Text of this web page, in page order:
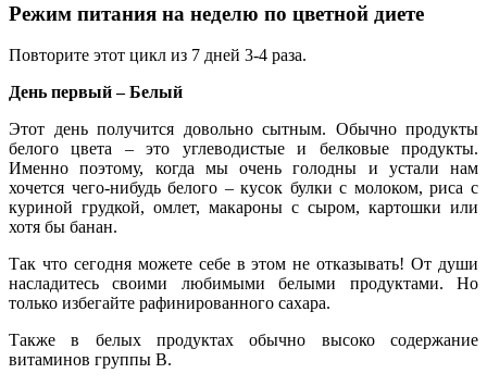
Режим питания на неделю по цветной диете
Повторите этот цикл из 7 дней 3-4 раза.
День первый – Белый
Этот день получится довольно сытным. Обычно продукты
белого цвета – это углеводистые и белковые продукты.
Именно поэтому, когда мы очень голодны и устали нам
хочется чего-нибудь белого – кусок булки с молоком, риса с
куриной грудкой, омлет, макароны с сыром, картошки или
хотя бы банан.
Так что сегодня можете себе в этом не отказывать! От души
насладитесь своими любимыми белыми продуктами. Но
только избегайте рафинированного сахара.
Также в белых продуктах обычно высоко содержание
витаминов группы B.